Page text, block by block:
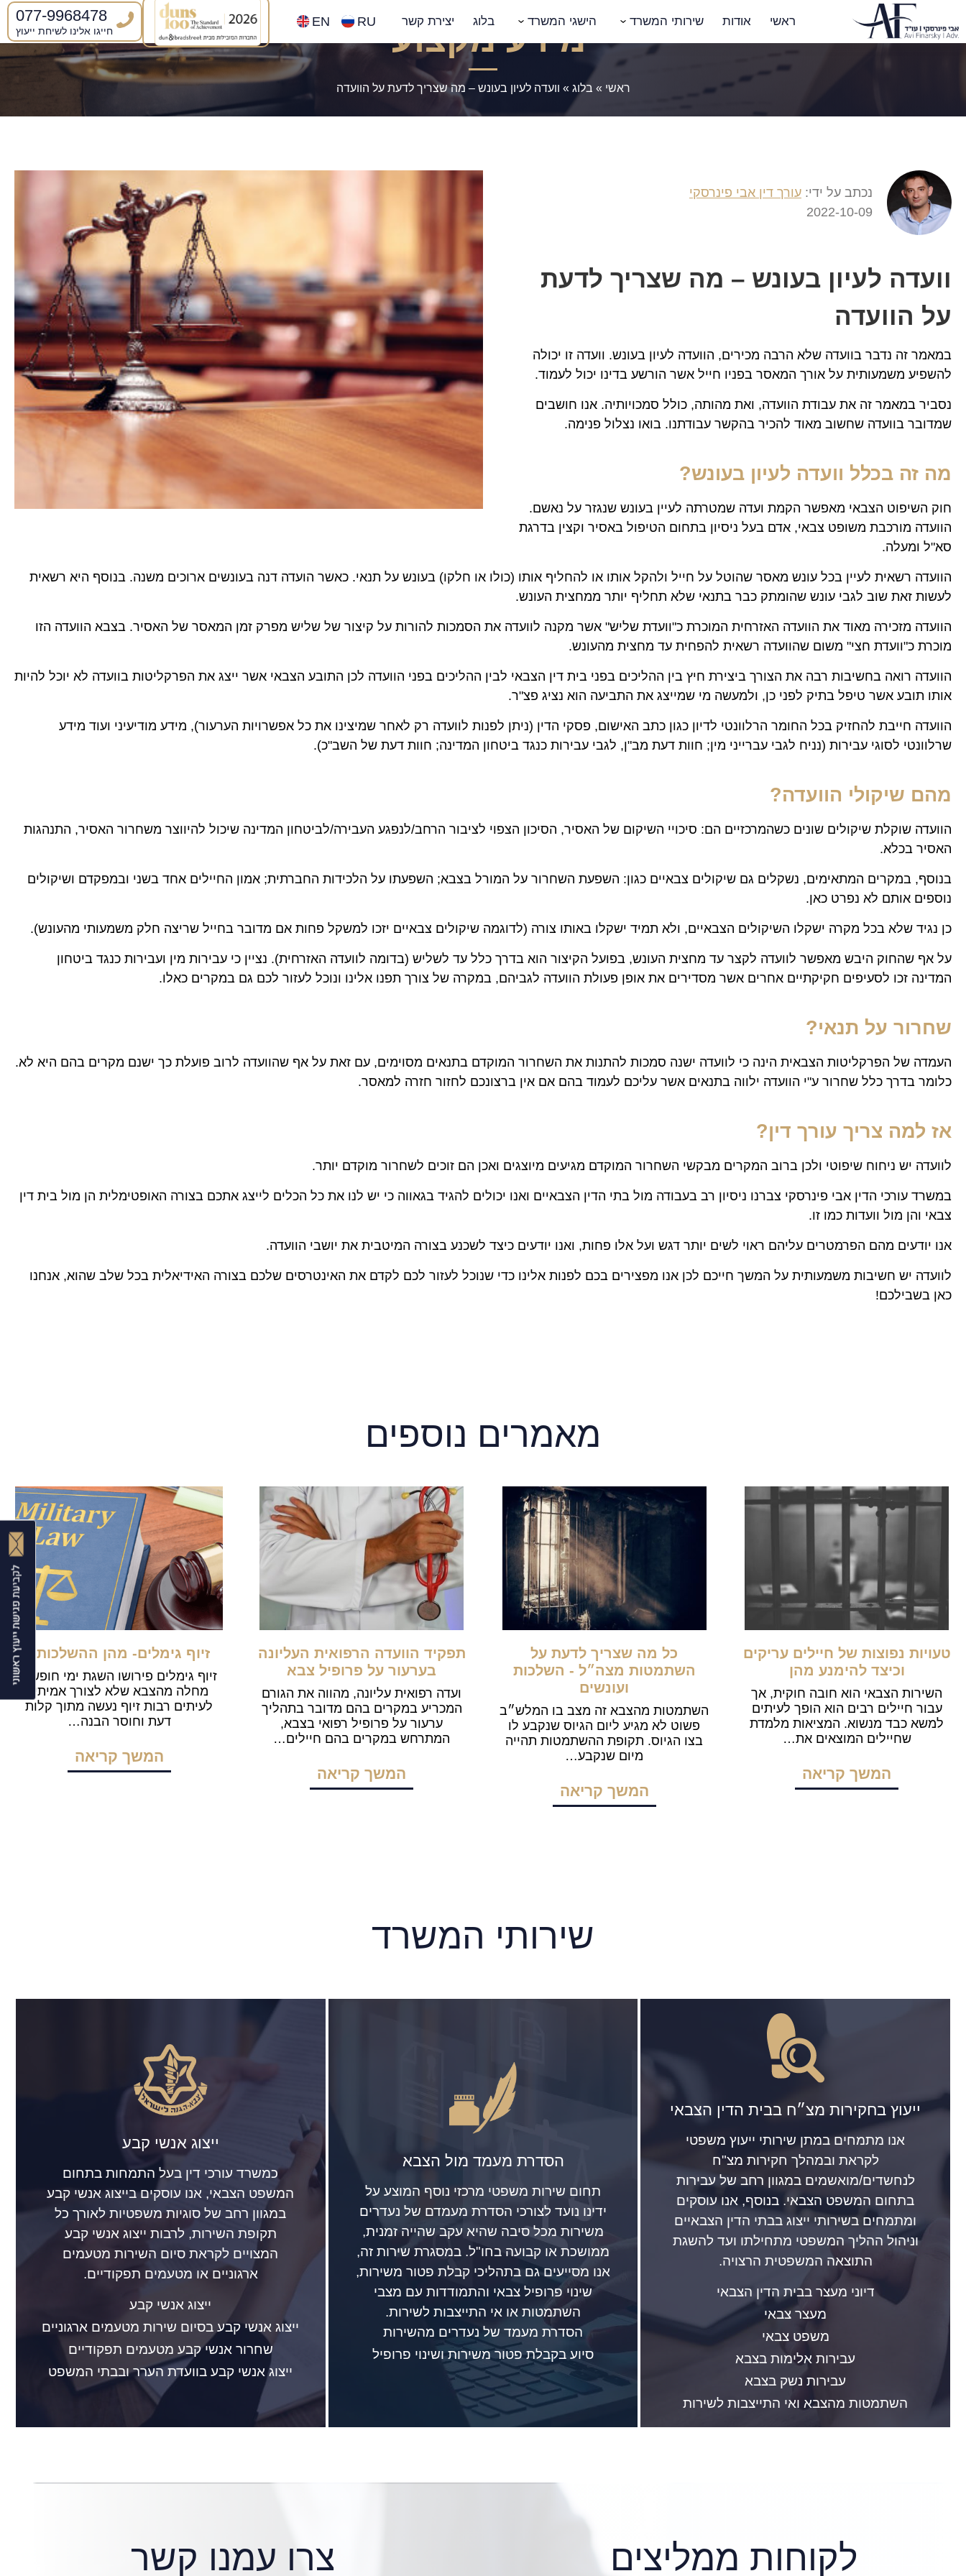
ראשי אודות שירותי המשרד הישגי המשרד בלוג יצירת קשר RU
EN
077-9968478
חייגו אלינו לשיחת ייעוץ מידע מקצועי
ראשי » בלוג » וועדה לעיון בעונש – מה שצריך לדעת על הוועדה
נכתב על ידי: עורך דין אבי פינרסקי
2022-10-09
וועדה לעיון בעונש – מה שצריך לדעת
על הוועדה
במאמר זה נדבר בוועדה שלא הרבה מכירים, הוועדה לעיון בעונש. וועדה זו יכולה
להשפיע משמעותית על אורך המאסר בפניו חייל אשר הורשע בדינו יכול לעמוד.
נסביר במאמר זה את עבודת הוועדה, ואת מהותה, כולל סמכויותיה. אנו חושבים
שמדובר בוועדה שחשוב מאוד להכיר בהקשר עבודתנו. בואו נצלול פנימה.
מה זה בכלל וועדה לעיון בעונש?
חוק השיפוט הצבאי מאפשר הקמת ועדה שמטרתה לעיין בעונש שנגזר על נאשם.
הוועדה מורכבת משופט צבאי, אדם בעל ניסיון בתחום הטיפול באסיר וקצין בדרגת
סא"ל ומעלה.
הוועדה רשאית לעיין בכל עונש מאסר שהוטל על חייל ולהקל אותו או להחליף אותו (כולו או חלקו) בעונש על תנאי. כאשר הועדה דנה בעונשים ארוכים משנה. בנוסף היא רשאית
לעשות זאת שוב לגבי עונש שהומתק כבר בתנאי שלא תחליף יותר ממחצית העונש.
הוועדה מזכירה מאוד את הוועדה האזרחית המוכרת כ"וועדת שליש" אשר מקנה לוועדה את הסמכות להורות על קיצור של שליש מפרק זמן המאסר של האסיר. בצבא הוועדה הזו
מוכרת כ"וועדת חצי" משום שהוועדה רשאית להפחית עד מחצית מהעונש.
הוועדה רואה בחשיבות רבה את הצורך ביצירת חיץ בין ההליכים בפני בית דין הצבאי לבין ההליכים בפני הוועדה לכן התובע הצבאי אשר ייצג את הפרקליטות בוועדה לא יוכל להיות
אותו תובע אשר טיפל בתיק לפני כן, ולמעשה מי שמייצג את התביעה הוא נציג פצ"ר.
הוועדה חייבת להחזיק בכל החומר הרלוונטי לדיון כגון כתב האישום, פסקי הדין (ניתן לפנות לוועדה רק לאחר שמיצינו את כל אפשרויות הערעור), מידע מודיעיני ועוד מידע
שרלוונטי לסוגי עבירות (נניח לגבי עברייני מין; חוות דעת מב"ן, לגבי עבירות כנגד ביטחון המדינה; חוות דעת של השב"כ).
מהם שיקולי הוועדה?
הוועדה שוקלת שיקולים שונים כשהמרכזיים הם: סיכויי השיקום של האסיר, הסיכון הצפוי לציבור הרחב/לנפגע העבירה/לביטחון המדינה שיכול להיווצר משחרור האסיר, התנהגות
האסיר בכלא.
בנוסף, במקרים המתאימים, נשקלים גם שיקולים צבאיים כגון: השפעת השחרור על המורל בצבא; השפעתו על הלכידות החברתית; אמון החיילים אחד בשני ובמפקדם ושיקולים
נוספים אותם לא נפרט כאן.
כן נגיד שלא בכל מקרה ישקלו השיקולים הצבאיים, ולא תמיד ישקלו באותו צורה (לדוגמה שיקולים צבאיים יזכו למשקל פחות אם מדובר בחייל שריצה חלק משמעותי מהעונש).
על אף שהחוק היבש מאפשר לוועדה לקצר עד מחצית העונש, בפועל הקיצור הוא בדרך כלל עד לשליש (בדומה לוועדה האזרחית). נציין כי עבירות מין ועבירות כנגד ביטחון
המדינה זכו לסעיפים חקיקתיים אחרים אשר מסדירים את אופן פעולת הוועדה לגביהם, במקרה של צורך תפנו אלינו ונוכל לעזור לכם גם במקרים כאלו.
שחרור על תנאי?
העמדה של הפרקליטות הצבאית הינה כי לוועדה ישנה סמכות להתנות את השחרור המוקדם בתנאים מסוימים, עם זאת על אף שהוועדה לרוב פועלת כך ישנם מקרים בהם היא לא.
כלומר בדרך כלל שחרור ע"י הוועדה ילווה בתנאים אשר עליכם לעמוד בהם אם אין ברצונכם לחזור חזרה למאסר.
אז למה צריך עורך דין?
לוועדה יש ניחוח שיפוטי ולכן ברוב המקרים מבקשי השחרור המוקדם מגיעים מיוצגים ואכן הם זוכים לשחרור מוקדם יותר.
במשרד עורכי הדין אבי פינרסקי צברנו ניסיון רב בעבודה מול בתי הדין הצבאיים ואנו יכולים להגיד בגאווה כי יש לנו את כל הכלים לייצג אתכם בצורה האופטימלית הן מול בית דין
צבאי והן מול וועדות כמו זו.
אנו יודעים מהם הפרמטרים עליהם ראוי לשים יותר דגש ועל אלו פחות, ואנו יודעים כיצד לשכנע בצורה המיטבית את יושבי הוועדה.
לוועדה יש חשיבות משמעותית על המשך חייכם לכן אנו מפצירים בכם לפנות אלינו כדי שנוכל לעזור לכם לקדם את האינטרסים שלכם בצורה האידיאלית בכל שלב שהוא, אנחנו
כאן בשבילכם!
מאמרים נוספים
טעויות נפוצות של חיילים עריקים
וכיצד להימנע מהן
השירות הצבאי הוא חובה חוקית, אך
עבור חיילים רבים הוא הופך לעיתים
למשא כבד מנשוא. המציאות מלמדת
שחיילים המוצאים את…
המשך קריאה
כל מה שצריך לדעת על
השתמטות מצה״ל - השלכות
ועונשים
השתמטות מהצבא זה מצב בו המלש״ב
פשוט לא מגיע ליום הגיוס שנקבע לו
בצו הגיוס. תקופת ההשתמטות תהייה
מיום שנקבע…
המשך קריאה
תפקיד הוועדה הרפואית העליונה
בערעור על פרופיל צבא
ועדה רפואית עליונה, מהווה את הגורם
המכריע במקרים בהם מדובר בתהליך
ערעור על פרופיל רפואי בצבא,
המתרחש במקרים בהם חיילים…
המשך קריאה
זיוף גימלים- מהן ההשלכות?
זיוף גימלים פירושו השגת ימי חופשת
מחלה מהצבא שלא לצורך אמיתי.
לעיתים רבות זיוף נעשה מתוך קלות
דעת וחוסר הבנה…
המשך קריאה
שירותי המשרד
ייעוץ בחקירות מצ״ח בבית הדין הצבאי
אנו מתמחים במתן שירותי ייעוץ משפטי
לקראת ובמהלך חקירות מצ"ח
לנחשדים/מואשמים במגוון רחב של עבירות
בתחום המשפט הצבאי. בנוסף, אנו עוסקים
ומתמחים בשירותי ייצוג בבתי הדין הצבאיים
וניהול ההליך המשפטי מתחילתו ועד להשגת
התוצאה המשפטית הרצויה.
דיוני מעצר בבית הדין הצבאי
מעצר צבאי
משפט צבאי
עבירות אלימות בצבא
עבירות נשק בצבא
השתמטות מהצבא ואי התייצבות לשירות
הסדרת מעמד מול הצבא
תחום שירות משפטי מרכזי נוסף המוצע על
ידינו נועד לצורכי הסדרת מעמדם של נעדרים
משירות מכל סיבה שהיא עקב שהייה זמנית,
ממושכת או קבועה בחו"ל. במסגרת שירות זה,
אנו מסייעים גם בתהליכי קבלת פטור משירות,
שינוי פרופיל צבאי והתמודדות עם מצבי
השתמטות או אי התייצבות לשירות.
הסדרת מעמד של נעדרים מהשירות
סיוע בקבלת פטור משירות ושינוי פרופיל
ייצוג אנשי קבע
כמשרד עורכי דין בעל התמחות בתחום
המשפט הצבאי, אנו עוסקים בייצוג אנשי קבע
במגוון רחב של סוגיות משפטיות לאורך כל
תקופת השירות, לרבות ייצוג אנשי קבע
המצויים לקראת סיום השירות מטעמים
ארגוניים או מטעמים תפקודיים.
ייצוג אנשי קבע
ייצוג אנשי קבע בסיום שירות מטעמים ארגוניים
שחרור אנשי קבע מטעמים תפקודיים
ייצוג אנשי קבע בוועדת הערר ובבתי המשפט
לקוחות ממליצים צרו עמנו קשר